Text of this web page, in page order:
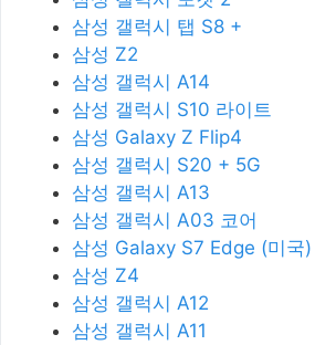
삼성 갤럭시 탭 S8 +
삼성 Z2
삼성 갤럭시 A14
삼성 갤럭시 S10 라이트
삼성 Galaxy Z Flip4
삼성 갤럭시 S20 + 5G
삼성 갤럭시 A13
삼성 갤럭시 A03 코어
삼성 Galaxy S7 Edge (미국)
삼성 Z4
삼성 갤럭시 A12
삼성 갤럭시 A11